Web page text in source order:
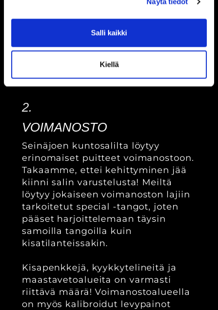
Salli kaikki
Kiellä
fyysisen kunnon. Salilla vallitseva
ilmapiiri ja fiilis ovat isossa roolissa
kehityksen kannalta; meillä saa
2.
VOIMANOSTO
Seinäjoen kuntosalilta löytyy
erinomaiset puitteet voimanostoon.
Takaamme, ettei kehittyminen jää
kiinni salin varustelusta! Meiltä
löytyy jokaiseen voimanoston lajiin
tarkoitetut special -tangot, joten
pääset harjoittelemaan täysin
samoilla tangoilla kuin
kisatilanteissakin.
Kisapenkkejä, kyykkytelineitä ja
maastavetoalueita on varmasti
riittävä määrä! Voimanostoalueella
on myös kalibroidut levypainot